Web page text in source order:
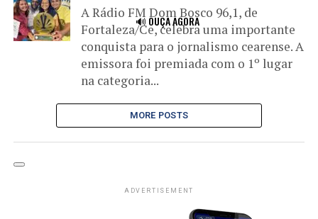
🔊 OUÇA AGORA
A Rádio FM Dom Bosco 96,1, de
Fortaleza/Ce, celebra uma importante
conquista para o jornalismo cearense. A
emissora foi premiada com o 1º lugar
na categoria...
MORE POSTS
ADVERTISEMENT